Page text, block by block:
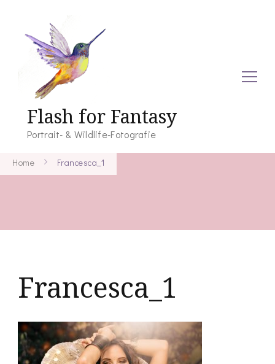
Flash for Fantasy
Portrait- & Wildlife-Fotografie
Home Francesca_1
Francesca_1